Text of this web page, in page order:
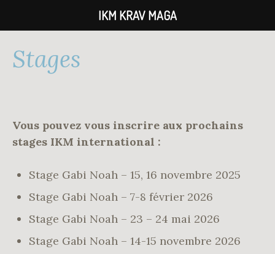
contenu
Stages
Vous pouvez vous inscrire aux prochains
stages IKM international :
Stage Gabi Noah – 15, 16 novembre 2025
Stage Gabi Noah – 7-8 février 2026
Stage Gabi Noah – 23 – 24 mai 2026
Stage Gabi Noah – 14-15 novembre 2026
IKM KRAV MAGA